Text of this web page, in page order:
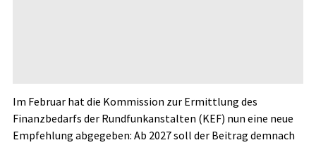
Im Februar hat die Kommission zur Ermittlung des
Finanzbedarfs der Rundfunkanstalten (KEF) nun eine neue
Empfehlung abgegeben: Ab 2027 soll der Beitrag demnach